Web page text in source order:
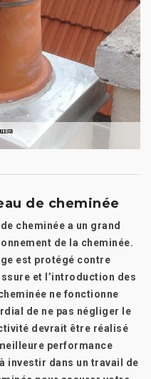
de cheminée
cheminée a un grand
de la cheminée.
est protégé contre
et l’introduction des
ne fonctionne
de ne pas négliger le
devrait être réalisé
performance
investir dans un travail de